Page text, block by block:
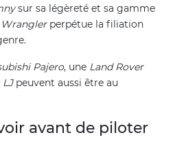
sur sa légèreté et sa gamme
Wranglerperpétue la filiation
Pajero, une Land Rover
LJpeuvent aussi être au
avant de piloter